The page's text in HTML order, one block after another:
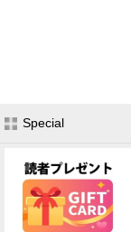
Special